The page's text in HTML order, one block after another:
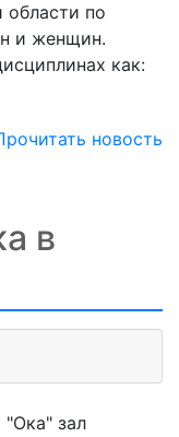
по
и женщин.
как:
новость
в
"Ока" зал